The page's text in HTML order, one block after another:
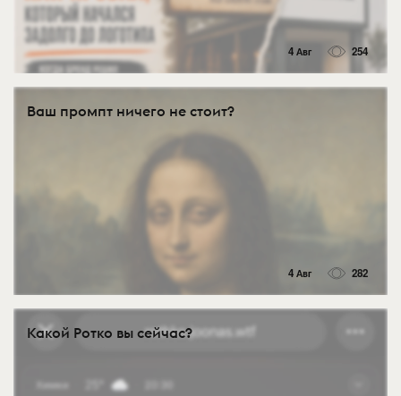
4 Авг 254
Ваш промпт ничего не стоит?
4 Авг 282
Какой Ротко вы сейчас?